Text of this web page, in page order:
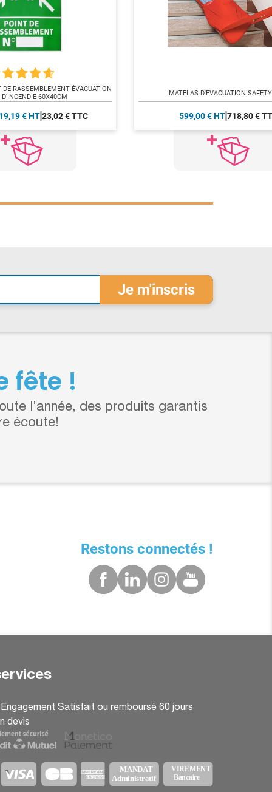
RASSEMBLEMENT ÉVACUATION
D'INCENDIE 60X40CM
€ HT23,02 € TTC
MATELAS D'ÉVACUATION
599,00 € HT 718,80 €
fête !
l’année, des produits garantis
écoute!
Restons connectés !
Satisfait ou remboursé 60 jours
devis